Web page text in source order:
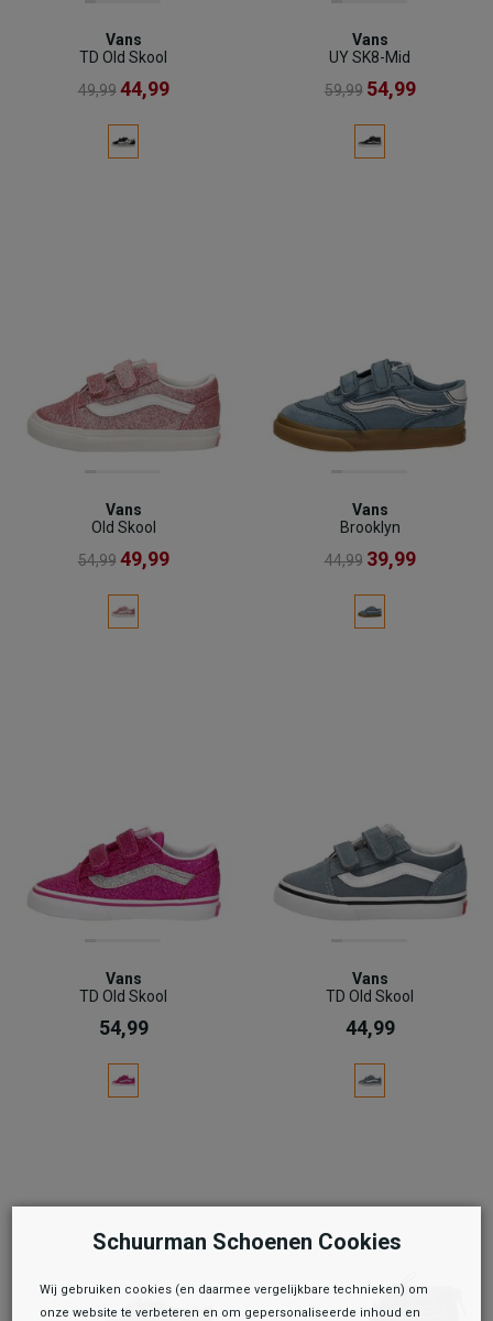
Vans
TD Old Skool
49,99 44,99
Vans
UY SK8-Mid
59,99 54,99
Vans
Old Skool
54,99 49,99
Vans
Brooklyn
44,99 39,99
Vans
TD Old Skool
54,99
Vans
TD Old Skool
44,99
Schuurman Schoenen Cookies
Wij gebruiken cookies (en daarmee vergelijkbare technieken) om
onze website te verbeteren en om gepersonaliseerde inhoud en